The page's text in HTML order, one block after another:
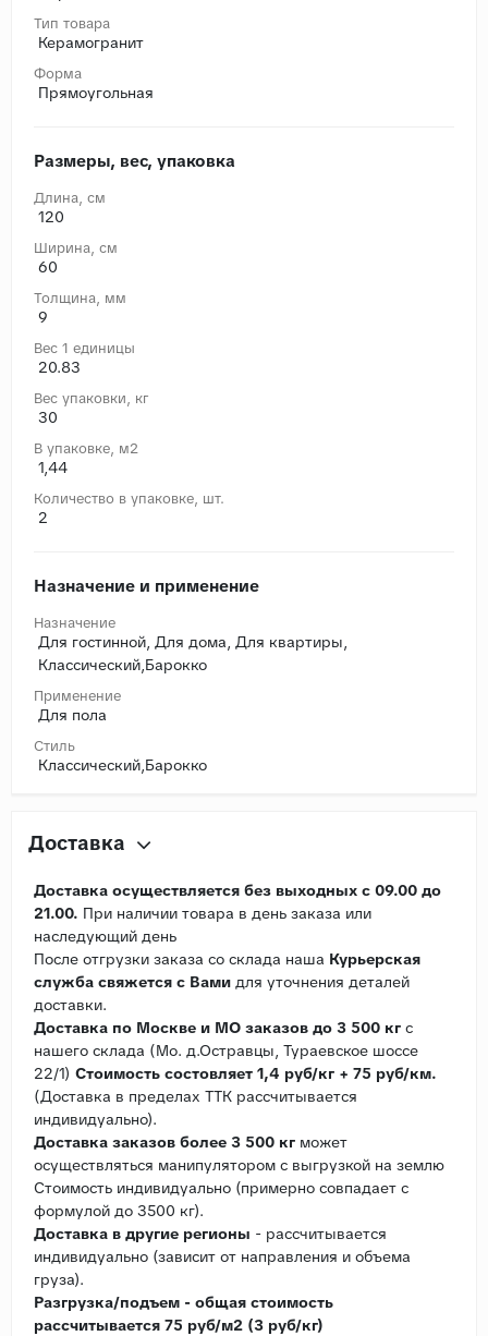
Тип товара
Керамогранит
Форма
Прямоугольная
Размеры, вес, упаковка
Длина, cм
120
Ширина, cм
60
Толщина, мм
9
Вес 1 единицы
20.83
Вес упаковки, кг
30
В упаковке, м2
1,44
Количество в упаковке, шт.
2
Назначение и применение
Назначение
Для гостинной, Для дома, Для квартиры,
Классический,Барокко
Применение
Для пола
Стиль
Классический,Барокко
Доставка
Доставка осуществляется без выходных с 09.00 до
21.00. При наличии товара в день заказа или
наследующий день
После отгрузки заказа со склада наша Курьерская
служба свяжется с Вами для уточнения деталей
доставки.
Доставка по Москве и МО заказов до 3 500 кг с
нашего склада (Мо. д.Остравцы, Тураевское шоссе
22/1) Стоимость состовляет 1,4 руб/кг + 75 руб/км.
(Доставка в пределах ТТК рассчитывается
индивидуально).
Доставка заказов более 3 500 кг может
осуществляться манипулятором с выгрузкой на землю
Стоимость индивидуально (примерно совпадает с
формулой до 3500 кг).
Доставка в другие регионы - рассчитывается
индивидуально (зависит от направления и объема
груза).
Разгрузка/подъем - общая стоимость
рассчитывается 75 руб/м2 (3 руб/кг)